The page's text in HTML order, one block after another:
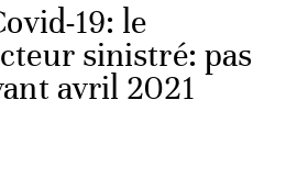
19: le
sinistré: pas
avril 2021